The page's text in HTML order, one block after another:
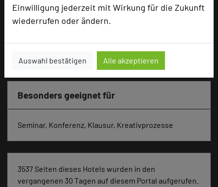
Einwilligung jederzeit mit Wirkung für die Zukunft
wiederrufen oder ändern.
Auswahl bestätigen Alle akzeptieren
Ausstellungsfläche 60 qm
Doppelzimmer
106
Besonders geeignet für
Seminar, Konferenz, Klausur, Kreativprozesse
3537 Seiten dieses Hotels wurden in den
vergangenen 30 Tagen auf diesem Portal aufgerufen.